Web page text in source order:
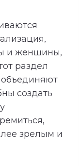
и женщины,
раздел
объединяют
создать
зрелым и